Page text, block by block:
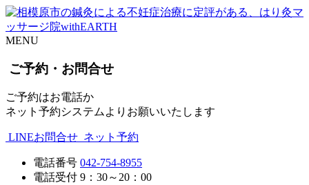
MENU
ご予約・お問合せ
ご予約はお電話か
ネット予約システムよりお願いいたします
LINEお問合せ ネット予約
電話番号 042-754-8955
電話受付 9：30～20：00